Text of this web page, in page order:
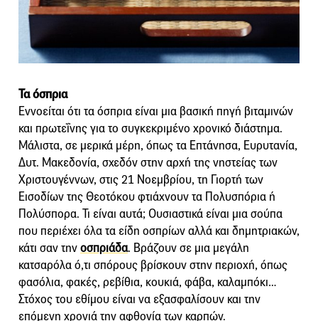
Τα όσπρια
Εννοείται ότι τα όσπρια είναι μια βασική πηγή βιταμινών
και πρωτεΐνης για το συγκεκριμένο χρονικό διάστημα.
Μάλιστα, σε μερικά μέρη, όπως τα Επτάνησα, Ευρυτανία,
Δυτ. Μακεδονία, σχεδόν στην αρχή της νηστείας των
Χριστουγέννων, στις 21 Νοεμβρίου, τη Γιορτή των
Εισοδίων της Θεοτόκου φτιάχνουν τα Πολυσπόρια ή
Πολύσπορα. Τι είναι αυτά; Ουσιαστικά είναι μια σούπα
που περιέχει όλα τα είδη οσπρίων αλλά και δημητριακών,
κάτι σαν τηνοσπριάδα. Βράζουν σε μια μεγάλη
κατσαρόλα ό,τι σπόρους βρίσκουν στην περιοχή, όπως
φασόλια, φακές, ρεβίθια, κουκιά, φάβα, καλαμπόκι…
Στόχος του εθίμου είναι να εξασφαλίσουν και την
επόμενη χρονιά την αφθονία των καρπών.